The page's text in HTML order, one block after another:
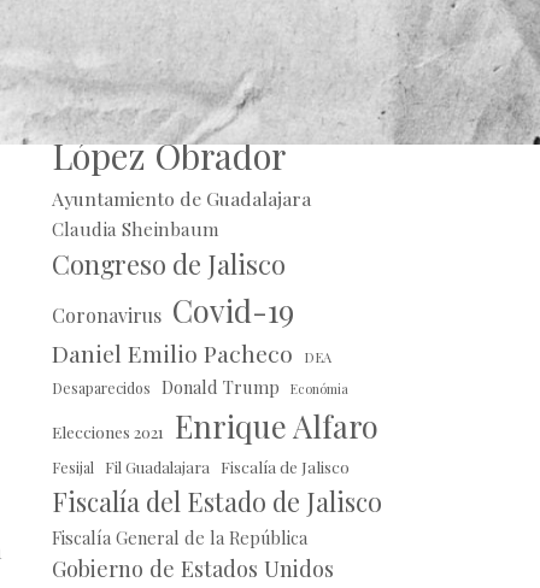
Alberto Uribe
Andrés Manuel
López Obrador
Ayuntamiento de Guadalajara
Claudia Sheinbaum
Congreso de Jalisco
Coronavirus Covid-19
Daniel Emilio Pacheco DEA
Desaparecidos Donald Trump Económia
Elecciones 2021 Enrique Alfaro
Fesijal Fil Guadalajara Fiscalía de Jalisco
Fiscalía del Estado de Jalisco
Fiscalía General de la República
Gobierno de Estados Unidos